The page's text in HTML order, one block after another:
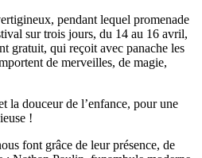
pendant lequel promenade
sur trois jours, du 14 au 16 avril,
gratuit, qui reçoit avec panache les
de merveilles, de magie,
la douceur de l’enfance, pour une
!
font grâce de leur présence, de